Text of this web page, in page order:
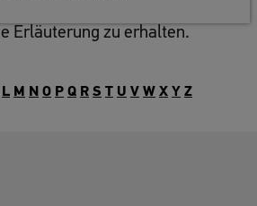
Erläuterung zu erhalten.
L M N O P Q R S T U V W X Y Z